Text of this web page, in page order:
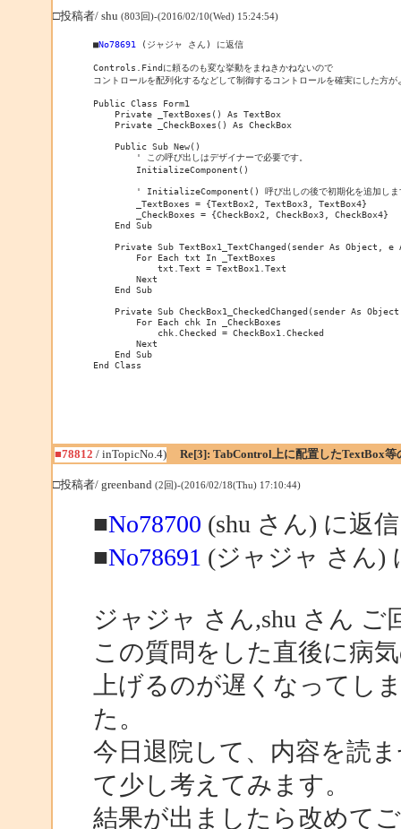
□投稿者/ shu (803回)-(2016/02/10(Wed) 15:24:54)
■No78691 (ジャジャ さん) に返信
Controls.Findに頼るのも変な挙動をまねきかねないので
コントロールを配列化するなどして制御するコントロールを確実にした方が
Public Class Form1
    Private _TextBoxes() As TextBox
    Private _CheckBoxes() As CheckBox
    Public Sub New()
        ' この呼び出しはデザイナーで必要です。
        InitializeComponent()
' InitializeComponent() 呼び出しの後で初期化を追加しま
        _TextBoxes = {TextBox2, TextBox3, TextBox4}
        _CheckBoxes = {CheckBox2, CheckBox3, CheckBox4}
    End Sub
Private Sub TextBox1_TextChanged(sender As Object,
        For Each txt In _TextBoxes
            txt.Text = TextBox1.Text
        Next
    End Sub
Private Sub CheckBox1_CheckedChanged(sender As
        For Each chk In _CheckBoxes
            chk.Checked = CheckBox1.Checked
        Next
    End Sub
End Class
■78812 / inTopicNo.4) Re[3]: TabControl上に配置したTextBox等
□投稿者/ greenband (2回)-(2016/02/18(Thu) 17:10:44)
■No78700 (shu さん) に返信
■No78691 (ジャジャ さん)
ジャジャ さん,shu さん
この質問をした直後に病
上げるのが遅くなってし
た。
今日退院して、内容を読
て少し考えてみます。
結果が出ましたら改めて